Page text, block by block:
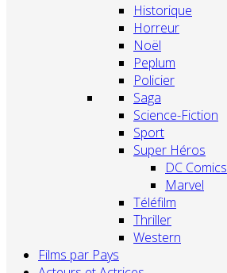
Historique
Horreur
Noël
Peplum
Policier
Saga
Science-Fiction
Sport
Super Héros
DC Comics
Marvel
Téléfilm
Thriller
Western
Films par Pays